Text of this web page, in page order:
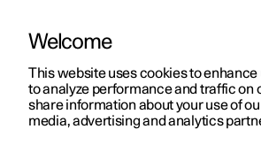
Polestar 2
Polestar 3
Polestar 4
Kampanjat
Yrityskampanjat
Toimitusvalmiit autot
Uutiset
24.04.2019
Welcome
This website uses cookies to
to analyze performance and traffic on
share information about your use of
media, advertising and analytics